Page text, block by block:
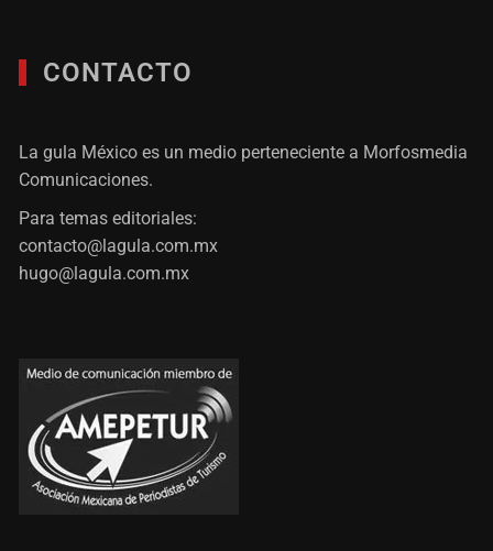
CONTACTO
La gula México es un medio perteneciente a Morfosmedia
Comunicaciones.
Para temas editoriales:
contacto@lagula.com.mx
hugo@lagula.com.mx